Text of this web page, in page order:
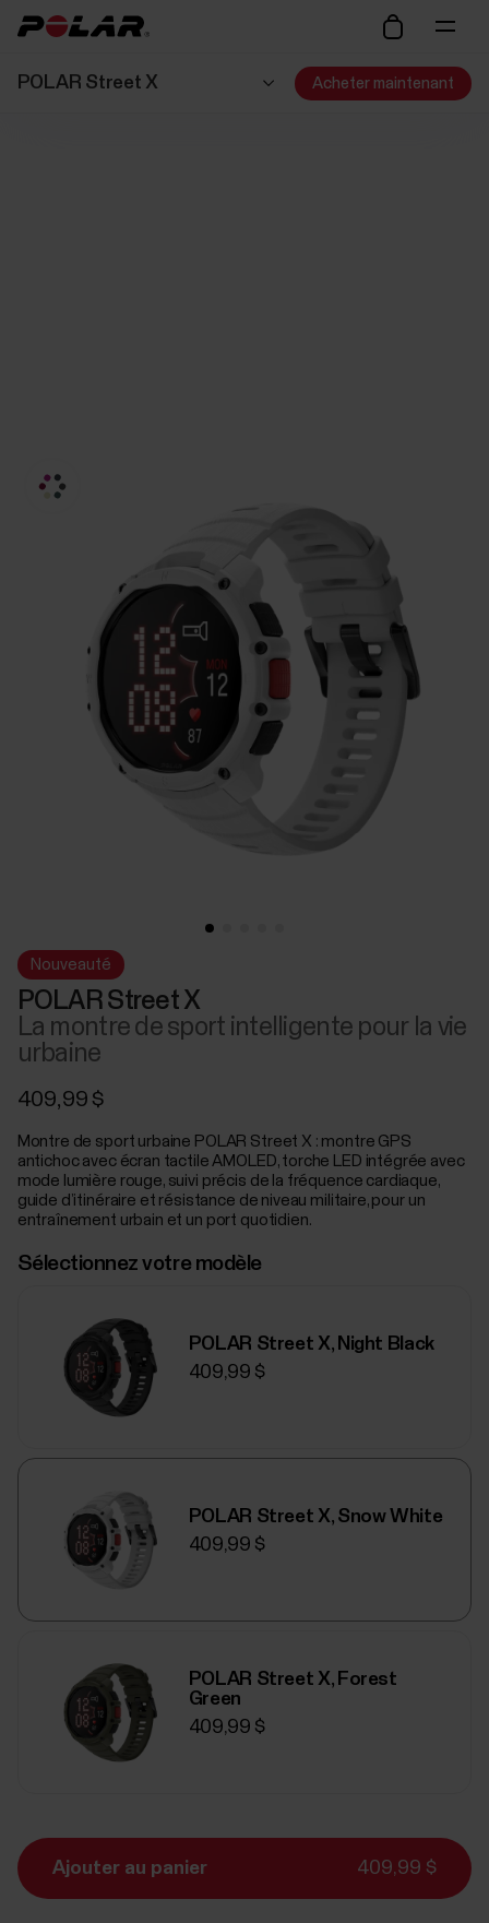
POLAR Street X Acheter maintenant
Nouveauté
POLAR Street X
La montre de sport intelligente pour la vie
urbaine
409,99 $
Montre de sport urbaine POLAR Street X : montre GPS
antichoc avec écran tactile AMOLED, torche LED intégrée avec
mode lumière rouge, suivi précis de la fréquence cardiaque,
guide d’itinéraire et résistance de niveau militaire, pour un
entraînement urbain et un port quotidien.
Sélectionnez votre modèle
POLAR Street X, Night Black
409,99 $
POLAR Street X, Snow White
409,99 $
POLAR Street X, Forest
Green
409,99 $
Ajouter au panier 409,99 $